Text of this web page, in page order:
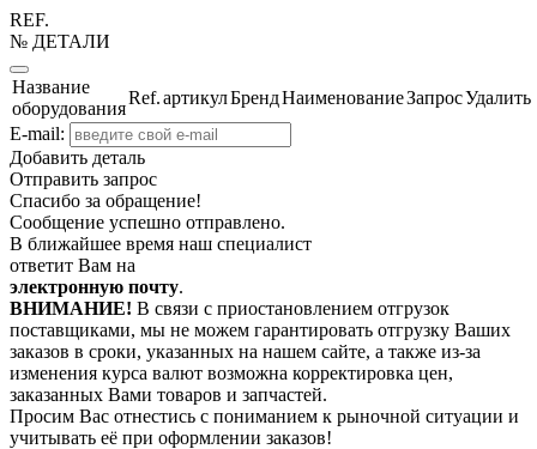
REF.
№ ДЕТАЛИ
Название
оборудования
Ref.артикулБрендНаименованиеЗапросУдалить
E-mail:
Добавить деталь
Отправить запрос
Спасибо за обращение!
Сообщение успешно отправлено.
В ближайшее время наш специалист
ответит Вам на
электронную почту.
ВНИМАНИЕ! В связи с приостановлением отгрузок
поставщиками, мы не можем гарантировать отгрузку Ваших
заказов в сроки, указанных на нашем сайте, а также из-за
изменения курса валют возможна корректировка цен,
заказанных Вами товаров и запчастей.
Просим Вас отнестись с пониманием к рыночной ситуации и
учитывать её при оформлении заказов!